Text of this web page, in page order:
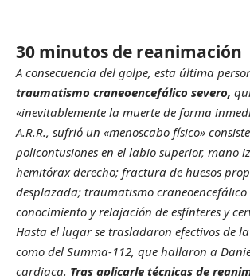
30 minutos de reanimación
A consecuencia del golpe, esta última
traumatismo craneoencefálico severo,
«inevitablemente la muerte de forma
A.R.R., sufrió un «menoscabo físico»
policontusiones en el labio superior, mano
hemitórax derecho; fractura de huesos
desplazada; traumatismo
conocimiento y relajación de esfínteres y
Hasta el lugar se trasladaron efectivos de
como del Summa-112, que hallaron a
cardiaca. Tras aplicarle técnicas de